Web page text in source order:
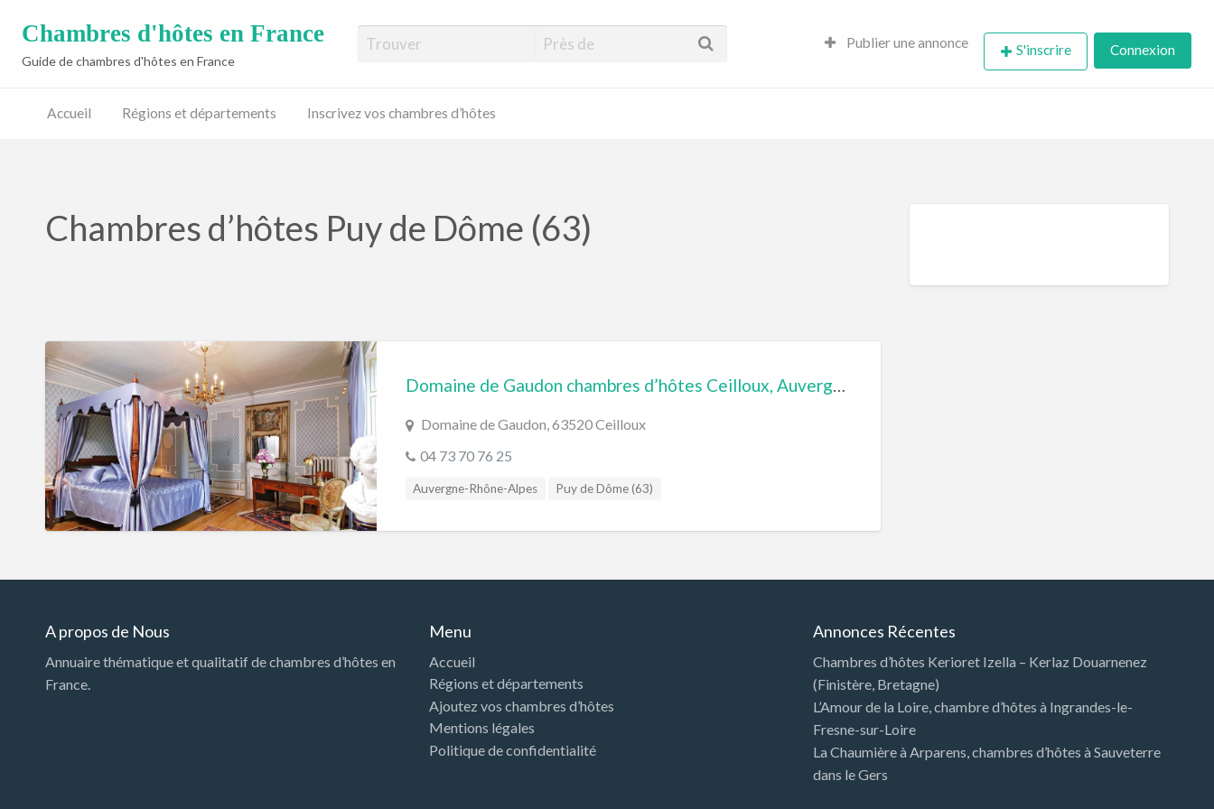
Chambres d'hôtes en France
Guide de chambres d'hôtes en France
Publier une annonce S'inscrire Connexion
Accueil Régions et départements Inscrivez vos chambres d’hôtes
Chambres d’hôtes Puy de Dôme (63)
Domaine de Gaudon chambres d’hôtes Ceilloux, Auvergne
Domaine de Gaudon, 63520 Ceilloux
04 73 70 76 25
Auvergne-Rhône-Alpes Puy de Dôme (63)
A propos de Nous
Annuaire thématique et qualitatif de chambres d’hôtes en
France.
Menu
Accueil
Régions et départements
Ajoutez vos chambres d’hôtes
Mentions légales
Politique de confidentialité
Annonces Récentes
Chambres d’hôtes Kerioret Izella – Kerlaz Douarnenez
(Finistère, Bretagne)
L’Amour de la Loire, chambre d’hôtes à Ingrandes-le-
Fresne-sur-Loire
La Chaumière à Arparens, chambres d’hôtes à Sauveterre
dans le Gers